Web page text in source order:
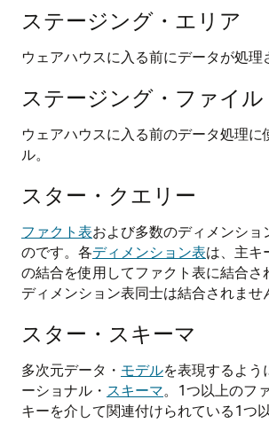
ステージング・エリア
ウェアハウスに入る前にデータが処理
ステージング・ファイル
ウェアハウスに入る前のデータ処理に
ル。
スター・クエリー
ファクト表および多数のディメンショ
のです。各ディメンション表は、主キ
の結合を使用してファクト表に結合さ
ディメンション表同士は結合されませ
スター・スキーマ
多次元データ・ モデルを表現するよう
ーショナル・ スキーマ。1つ以上のフ
キーを介して関連付けられている1つ